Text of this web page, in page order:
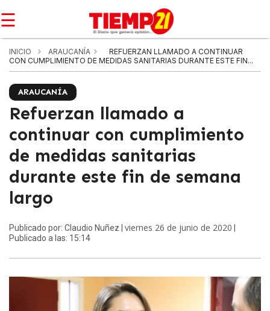
☰
INICIO ARAUCANÍA
REFUERZAN LLAMADO A CONTINUAR
CON CUMPLIMIENTO DE MEDIDAS SANITARIAS DURANTE ESTE FIN...
ARAUCANÍA
Refuerzan llamado a
continuar con cumplimiento
de medidas sanitarias
durante este fin de semana
largo
Publicado por: Claudio Nuñez | viernes 26 de junio de 2020
Publicado a las: 15:14